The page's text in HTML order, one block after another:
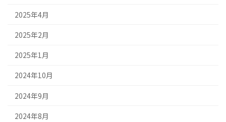
2025年4月
2025年2月
2025年1月
2024年10月
2024年9月
2024年8月